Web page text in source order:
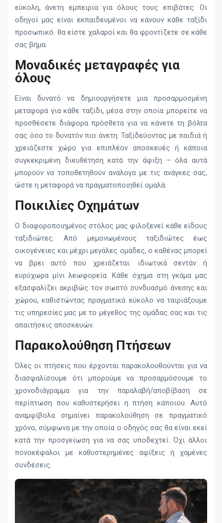
εύκολη, άνετη εμπειρία για όλους τους επιβάτες. Οι
οδηγοί μας είναι εκπαιδευμένοι να κάνουν κάθε ταξίδι
προσωπικό. θα είστε χαλαροί και θα φροντίζετε σε κάθε
σας βήμα.
Μοναδικές μεταγραφές για
όλους
Είναι δυνατό να δημιουργήσετε μια προσαρμοσμένη
μεταφορά για κάθε ταξίδι, μέσα στην οποία μπορείτε να
προσθέσετε διάφορα πρόσθετα για να κάνετε τη βόλτα
σας όσο το δυνατόν πιο άνετη. Ταξιδεύοντας με παιδιά ή
χρειάζεστε χώρο για επιπλέον αποσκευές ή κάποια
συγκεκριμένη διευθέτηση κατά την άφιξη – όλα αυτά
μπορούν να τοποθετηθούν ανάλογα με τις ανάγκες σας,
ώστε η μεταφορά να πραγματοποιηθεί ομαλά.
Ποικιλίες Οχημάτων
Ο διαφοροποιημένος στόλος μας φιλοξενεί κάθε είδους
ταξιδιώτες. Από μεμονωμένους ταξιδιώτες έως
οικογένειες και μέχρι μεγάλες ομάδες, ο καθένας μπορεί
να βρει αυτό που χρειάζεται: ιδιωτικά σεντάν ή
ευρύχωρα μίνι λεωφορεία. Κάθε όχημα στη γκάμα μας
εξασφαλίζει ακριβώς τον σωστό συνδυασμό άνεσης και
χώρου, καθιστώντας πραγματικά εύκολο να ταιριάξουμε
τις υπηρεσίες μας με το μέγεθος της ομάδας σας και τις
απαιτήσεις αποσκευών.
Παρακολούθηση Πτήσεων
Όλες οι πτήσεις που έρχονται παρακολουθούνται για να
διασφαλίσουμε ότι μπορούμε να προσαρμόσουμε το
χρονοδιάγραμμα για την παραλαβή/αποβίβαση σε
περίπτωση που καθυστερήσει η πτήση κάποιου. Αυτό
αναμφίβολα σημαίνει παρακολούθηση σε πραγματικό
χρόνο, σύμφωνα με την οποία ο οδηγός σας θα είναι εκεί
κατά την προσγείωση για να σας υποδεχτεί. Όχι άλλοι
πονοκέφαλοι με καθυστερημένες αφίξεις ή χαμένες
συνδέσεις.